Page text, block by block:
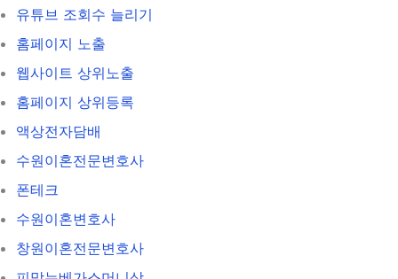
유튜브 조회수 늘리기
홈페이지 노출
웹사이트 상위노출
홈페이지 상위등록
액상전자담배
수원이혼전문변호사
폰테크
수원이혼변호사
창원이혼전문변호사